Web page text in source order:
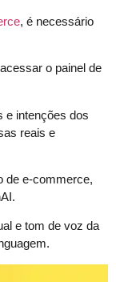
, é necessário
o painel de
e intenções dos
reais e
de e-commerce,
e tom de voz da